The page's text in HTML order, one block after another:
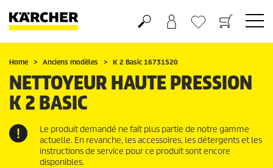
Panier
Liste d'envies
Home Anciens modèles K 2 Basic 16731520
NETTOYEUR HAUTE PRESSION
K 2 BASIC
Le produit demandé ne fait plus partie de notre gamme
actuelle. En revanche, les accessoires, les détergents et les
instructions de service pour ce produit sont encore
disponibles.